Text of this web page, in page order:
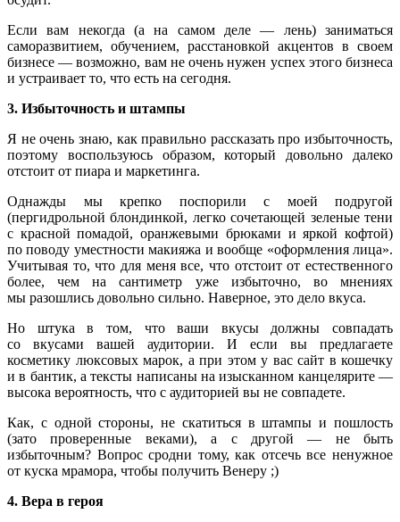
Если вам некогда (а на самом деле — лень) заниматься
саморазвитием, обучением, расстановкой акцентов в своем
бизнесе — возможно, вам не очень нужен успех этого бизнеса
и устраивает то, что есть на сегодня.
3. Избыточность и штампы
Я не очень знаю, как правильно рассказать про избыточность,
поэтому воспользуюсь образом, который довольно далеко
отстоит от пиара и маркетинга.
Однажды мы крепко поспорили с моей подругой
(пергидрольной блондинкой, легко сочетающей зеленые тени
с красной помадой, оранжевыми брюками и яркой кофтой)
по поводу уместности макияжа и вообще «оформления лица».
Учитывая то, что для меня все, что отстоит от естественного
более, чем на сантиметр уже избыточно, во мнениях
мы разошлись довольно сильно. Наверное, это дело вкуса.
Но штука в том, что ваши вкусы должны совпадать
со вкусами вашей аудитории. И если вы предлагаете
косметику люксовых марок, а при этом у вас сайт в кошечку
и в бантик, а тексты написаны на изысканном канцелярите —
высока вероятность, что с аудиторией вы не совпадете.
Как, с одной стороны, не скатиться в штампы и пошлость
(зато проверенные веками), а с другой — не быть
избыточным? Вопрос сродни тому, как отсечь все ненужное
от куска мрамора, чтобы получить Венеру ;)
4. Вера в героя